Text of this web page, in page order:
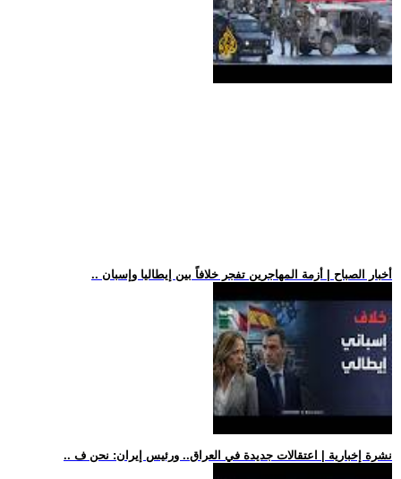
.. أخبار الصباح | أزمة المهاجرين تفجر خلافاً بين إيطاليا وإسبان
.. نشرة إخبارية | اعتقالات جديدة في العراق.. ورئيس إيران: نحن ف